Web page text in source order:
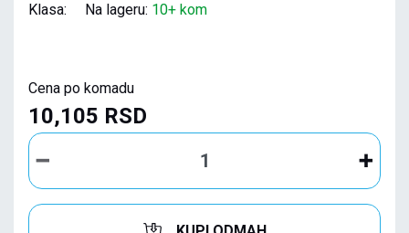
Klasa: Na lageru: 10+ kom
Cena po komadu
10,105 RSD